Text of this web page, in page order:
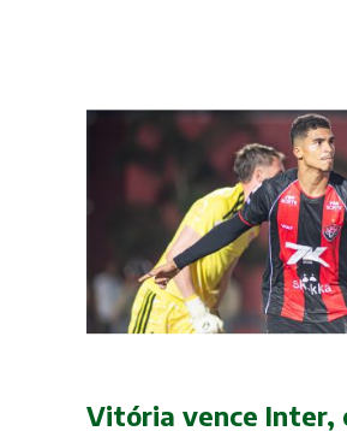
Vitória vence Inter,